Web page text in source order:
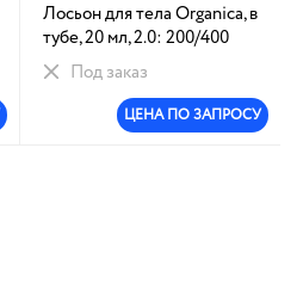
Лосьон для тела Organica, в
тубе, 20 мл, 2.0: 200/400
Под заказ
ЦЕНА ПО ЗАПРОСУ